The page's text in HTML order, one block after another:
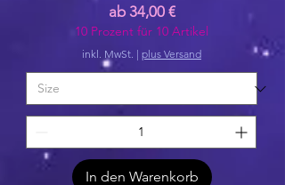
ab 34,00 €
Sale-Preis
10 Prozent für 10 Artikel
inkl. MwSt. | plus Versand
In den Warenkorb